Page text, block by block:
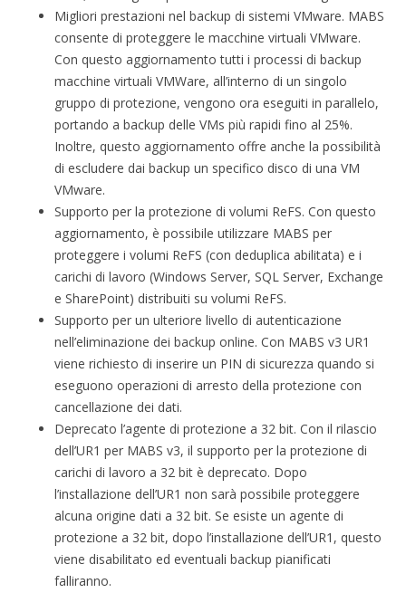
Migliori prestazioni nel backup di sistemi VMware. MABS
consente di proteggere le macchine virtuali VMware.
Con questo aggiornamento tutti i processi di backup
macchine virtuali VMWare, all’interno di un singolo
gruppo di protezione, vengono ora eseguiti in parallelo,
portando a backup delle VMs più rapidi fino al 25%.
Inoltre, questo aggiornamento offre anche la possibilità
di escludere dai backup un specifico disco di una VM
VMware.
Supporto per la protezione di volumi ReFS. Con questo
aggiornamento, è possibile utilizzare MABS per
proteggere i volumi ReFS (con deduplica abilitata) e i
carichi di lavoro (Windows Server, SQL Server, Exchange
e SharePoint) distribuiti su volumi ReFS.
Supporto per un ulteriore livello di autenticazione
nell’eliminazione dei backup online. Con MABS v3 UR1
viene richiesto di inserire un PIN di sicurezza quando si
eseguono operazioni di arresto della protezione con
cancellazione dei dati.
Deprecato l’agente di protezione a 32 bit. Con il rilascio
dell’UR1 per MABS v3, il supporto per la protezione di
carichi di lavoro a 32 bit è deprecato. Dopo
l’installazione dell’UR1 non sarà possibile proteggere
alcuna origine dati a 32 bit. Se esiste un agente di
protezione a 32 bit, dopo l’installazione dell’UR1, questo
viene disabilitato ed eventuali backup pianificati
falliranno.